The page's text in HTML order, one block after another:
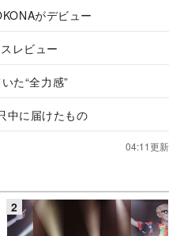
がデビュー
レビュー
た“全力感”
中に届けたもの
04:11更新